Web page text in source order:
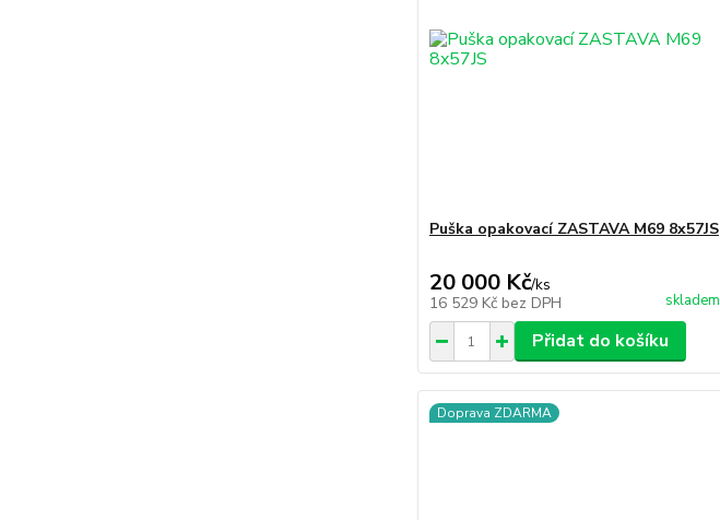
Puška opakovací ZASTAVA M69 8x57JS
20 000 Kč/ks
16 529 Kč bez DPH skladem
Přidat do košíku
Doprava ZDARMA